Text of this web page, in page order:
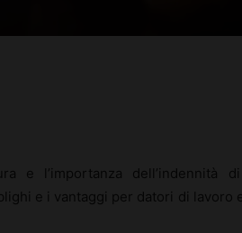
e l’importanza dell’indennità
e i vantaggi per datori di